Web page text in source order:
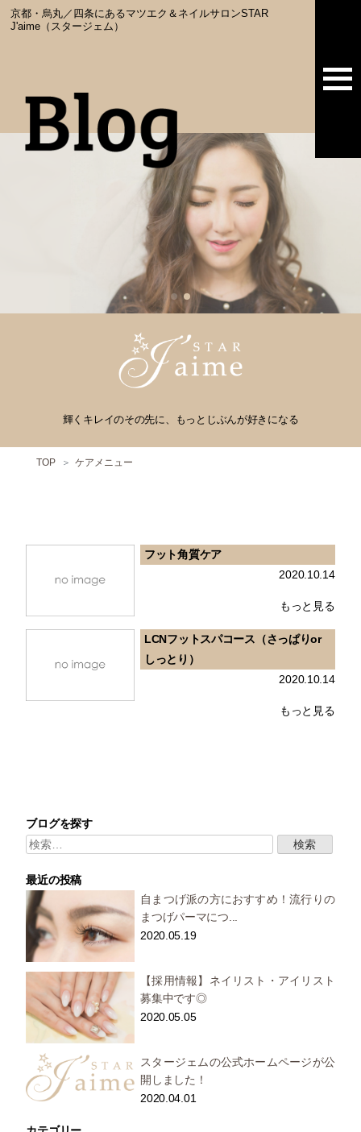
京都・烏丸／四条にあるマツエク＆ネイルサロンSTAR
J'aime（スタージェム）
輝くキレイのその先に、もっとじぶんが好きになる
TOP ケアメニュー
フット角質ケア
2020.10.14
もっと見る
LCNフットスパコース（さっぱりor
しっとり）
2020.10.14
もっと見る
ブログを探す
検
最近の投稿
自まつげ派の方におすすめ！流行りの
まつげパーマにつ...
2020.05.19
【採用情報】ネイリスト・アイリスト
募集中です◎
2020.05.05
スタージェムの公式ホームページが公
開しました！
2020.04.01